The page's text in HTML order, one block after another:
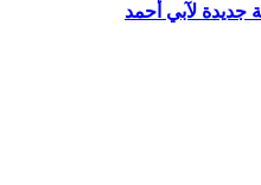
جديدة لآبي أحمد